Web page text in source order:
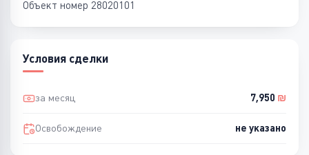
Объект номер 28020101
Условия сделки
за месяц 7,950 ₪
Освобождение не указано